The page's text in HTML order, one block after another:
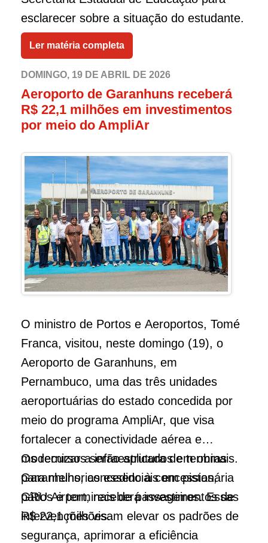
esclarecer sobre a situação do estudante.
Ler matéria completa
DOMINGO, 19 DE ABRIL DE 2026
Aeroporto de Garanhuns receberá
R$ 22,1 milhões em investimentos
por meio do AmpliAr
O ministro de Portos e Aeroportos, Tomé
Franca, visitou, neste domingo (19), o
Aeroporto de Garanhuns, em
Pernambuco, uma das três unidades
aeroportuárias do estado concedida por
meio do programa AmpliAr, que visa
fortalecer a conectividade aérea e
modernizar a infraestrutura de terminais.
Garanhuns, concedido à concessionária
GRU Airport, receberá investimentos de
R$ 22,1 milhões.
Os recursos serão aplicados em obras
para melhorias essenciais em pistas,
pátios e terminais de passageiros. Essas
intervenções visam elevar os padrões de
segurança, aprimorar a eficiência